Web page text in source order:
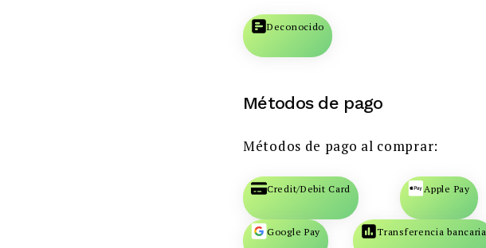
Deconocido
Métodos de pago
Métodos de pago al comprar:
Credit/Debit Card Apple Pay
Google Pay Transferencia bancaria